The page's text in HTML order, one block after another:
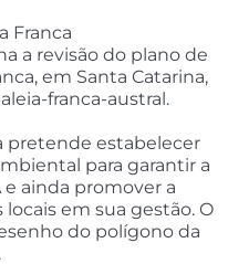
Franca
a revisão do plano de
em Santa Catarina,
franca-austral.
pretende estabelecer
para garantir a
ainda promover a
em sua gestão. O
do polígono da